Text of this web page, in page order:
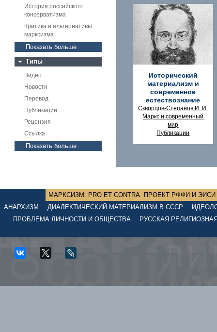
История российского
консерватизма
Критика и альтернативы
марксизма
Показать больше
Типы
Видео
Новости
Перевод
Публикации
Рецензия
Ссылка
Показать больше
Исторический
материализм и
современное
естествознание
Скворцов-Степанов И. И.
Маркс и современный
мир
Публикации
МАРКСИЗМ: PRO ET CONTRA. ПРОЕКТ РФФИ И ЭИСИ
АНАРХИЗМ
ДИАЛЕКТИЧЕСКИЙ МАТЕРИАЛИЗМ В СССР
ПРОБЛЕМА ЛИЧНОСТИ И ОБЩЕСТВА
РУССКАЯ